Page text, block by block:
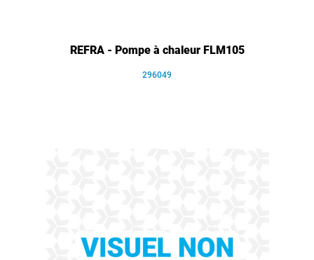
REFRA - Pompe à chaleur FLM105
296049